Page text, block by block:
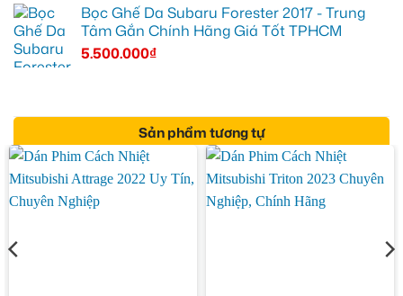
Bọc Ghế Da Subaru Forester 2017 - Trung
Tâm Gắn Chính Hãng Giá Tốt TPHCM
5.500.000₫
Sản phẩm tương tự